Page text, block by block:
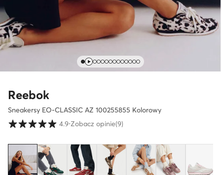
Reebok
Sneakersy EO-CLASSIC AZ 100255855 Kolorowy
Ocena klientów w skali od 1 do 5
4.9⋅Zobacz opinie(9)